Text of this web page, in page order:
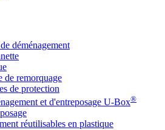
déménagement
de remorquage
de protection
et d'entreposage U-Box®
réutilisables en plastique